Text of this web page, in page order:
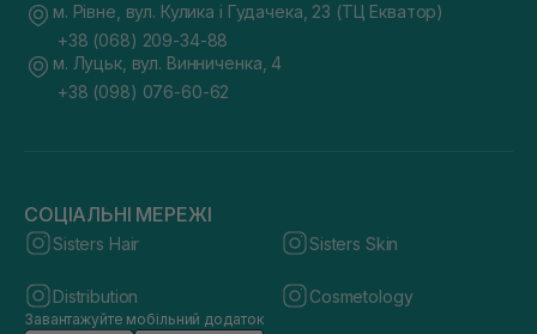
м. Рівне, вул. Кулика і Гудачека, 23 (ТЦ Екватор)
+38 (068) 209-34-88
м. Луцьк, вул. Винниченка, 4
+38 (098) 076-60-62
СОЦІАЛЬНІ МЕРЕЖІ
Sisters Hair Sisters Skin
Distribution Cosmetology
Завантажуйте мобільний додаток